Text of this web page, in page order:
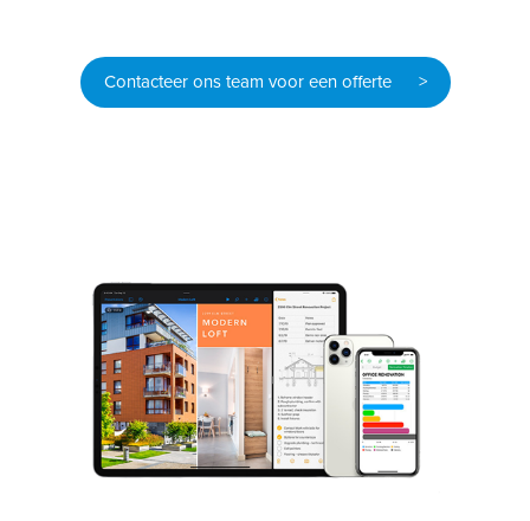
Contacteer ons team voor een offerte >